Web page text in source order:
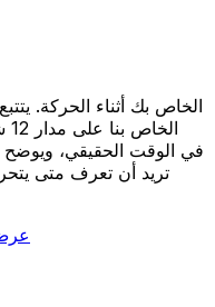
في الوقت الحقيقي،
تريد أن تعرف متى